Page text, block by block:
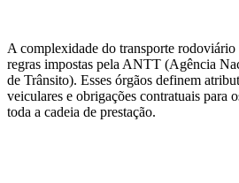
A complexidade do transporte
regras impostas pela ANTT (Agência
de Trânsito). Esses órgãos definem
veiculares e obrigações contratuais para
toda a cadeia de prestação.